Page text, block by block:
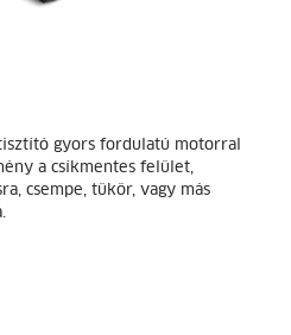
gyors fordulatú motorral
a csíkmentes felület,
csempe, tükör, vagy más